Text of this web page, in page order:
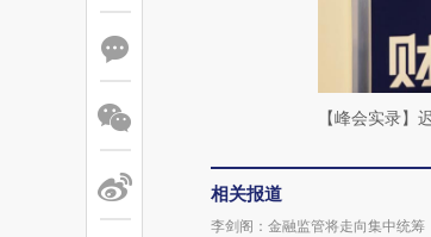
【峰会实录】
相关报道
李剑阁：金融监管将走向集中统筹